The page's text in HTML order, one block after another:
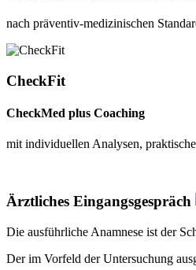
nach präventiv-medizinischen
CheckFit
CheckMed plus Coaching
mit individuellen Analysen,
Ärztliches Eingangsgespräch
Die ausführliche Anamnese ist der
Der im Vorfeld der Untersuchung